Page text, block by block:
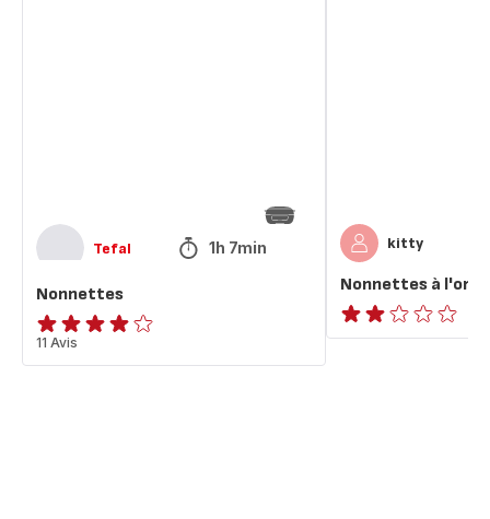
Tefal 1h 7min
Nonnettes
ratings.4.1
11 Avis
kitty
Nonnettes à
Avis